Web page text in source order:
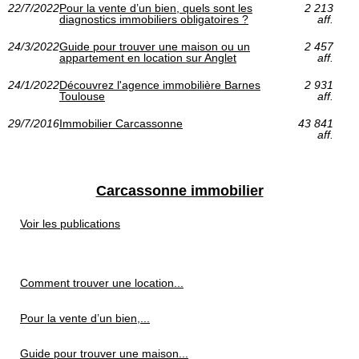
22/7/2022Pour la vente d’un bien, quels sont les
diagnostics immobiliers obligatoires ?
2 213
aff.
24/3/2022Guide pour trouver une maison ou un
appartement en location sur Anglet
2 457
aff.
24/1/2022Découvrez l'agence immobilière Barnes
Toulouse
2 931
aff.
29/7/2016Immobilier Carcassonne
43 841
aff.
Carcassonne immobilier
Voir les publications
Comment trouver une location...
Pour la vente d’un bien,...
Guide pour trouver une maison...